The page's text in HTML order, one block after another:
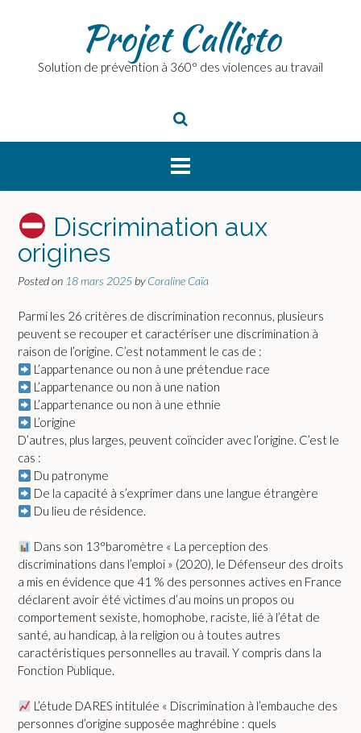
Projet Callisto
Solution de prévention à 360° des violences au travail
Discrimination aux
origines
Posted on 18 mars 2025 byCoraline Caïa
Parmi les 26 critères de discrimination reconnus, plusieurs
peuvent se recouper et caractériser une discrimination à
raison de l’origine. C’est notamment le cas de :
L’appartenance ou non à une prétendue race
L’appartenance ou non à une nation
L’appartenance ou non à une ethnie
L’origine
D’autres, plus larges, peuvent coïncider avec l’origine. C’est le
cas :
Du patronyme
De la capacité à s’exprimer dans une langue étrangère
Du lieu de résidence.
Dans son 13°baromètre « La perception des
discriminations dans l’emploi » (2020), le Défenseur des droits
a mis en évidence que 41 % des personnes actives en France
déclarent avoir été victimes d’au moins un propos ou
comportement sexiste, homophobe, raciste, lié à l’état de
santé, au handicap, à la religion ou à toutes autres
caractéristiques personnelles au travail. Y compris dans la
Fonction Publique.
L’étude DARES intitulée « Discrimination à l’embauche des
personnes d’origine supposée maghrébine : quels